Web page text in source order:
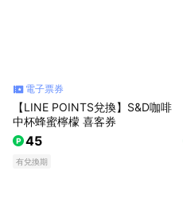
電子票券
【LINE POINTS兌換】S&D咖啡
中杯蜂蜜檸檬 喜客券
45
有兌換期